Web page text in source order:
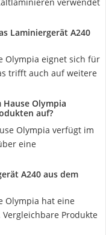
Laminiergerät A240
Olympia eignet sich für
trifft auch auf weitere
Hause Olympia
auf?
Olympia verfügt im
eine
A240 aus dem
Olympia hat eine
Produkte